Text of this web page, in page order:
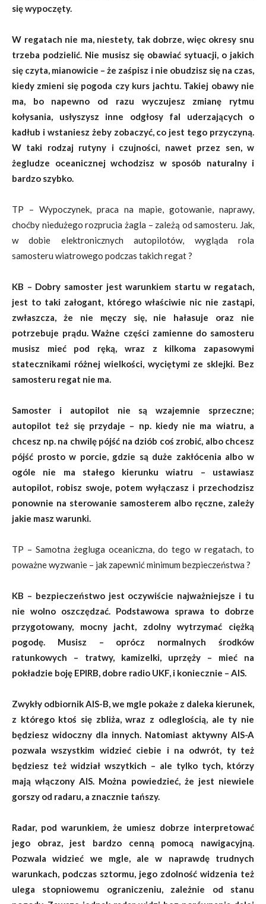
się wypoczęty.
W regatach nie ma, niestety, tak dobrze, więc okresy snu
trzeba podzielić. Nie musisz się obawiać sytuacji, o jakich
się czyta, mianowicie – że zaśpisz i nie obudzisz się na czas,
kiedy zmieni się pogoda czy kurs jachtu. Takiej obawy nie
ma, bo napewno od razu wyczujesz zmianę rytmu
kołysania, usłyszysz inne odgłosy fal uderzających o
kadłub i wstaniesz żeby zobaczyć, co jest tego przyczyną.
W taki rodzaj rutyny i czujności, nawet przez sen, w
żegludze oceanicznej wchodzisz w sposób naturalny i
bardzo szybko.
TP – Wypoczynek, praca na mapie, gotowanie, naprawy,
choćby niedużego rozprucia żagla – zależą od samosteru. Jak,
w dobie elektronicznych autopilotów, wygląda rola
samosteru wiatrowego podczas takich regat ?
KB – Dobry samoster jest warunkiem startu w regatach,
jest to taki załogant, którego właściwie nic nie zastąpi,
zwłaszcza, że nie męczy się, nie hałasuje oraz nie
potrzebuje prądu. Ważne części zamienne do samosteru
musisz mieć pod ręką, wraz z kilkoma zapasowymi
statecznikami różnej wielkości, wyciętymi ze sklejki. Bez
samosteru regat nie ma.
Samoster i autopilot nie są wzajemnie sprzeczne;
autopilot też się przydaje – np. kiedy nie ma wiatru, a
chcesz np. na chwilę pójść na dziób coś zrobić, albo chcesz
pójść prosto w porcie, gdzie są duże zakłócenia albo w
ogóle nie ma stałego kierunku wiatru – ustawiasz
autopilot, robisz swoje, potem wyłączasz i przechodzisz
ponownie na sterowanie samosterem albo ręczne, zależy
jakie masz warunki.
TP – Samotna żegluga oceaniczna, do tego w regatach, to
poważne wyzwanie – jak zapewnić minimum bezpieczeństwa ?
KB – bezpieczeństwo jest oczywiście najważniejsze i tu
nie wolno oszczędzać. Podstawowa sprawa to dobrze
przygotowany, mocny jacht, zdolny wytrzymać ciężką
pogodę. Musisz – oprócz normalnych środków
ratunkowych – tratwy, kamizelki, uprzęży – mieć na
pokładzie boję EPIRB, dobre radio UKF, i koniecznie – AIS.
Zwykły odbiornik AIS-B, we mgle pokaże z daleka kierunek,
z którego ktoś się zbliża, wraz z odleglością, ale ty nie
będziesz widoczny dla innych. Natomiast aktywny AIS-A
pozwala wszystkim widzieć ciebie i na odwrót, ty też
będziesz też widział wszytkich – ale tylko tych, którzy
mają włączony AIS. Można powiedzieć, że jest niewiele
gorszy od radaru, a znacznie tańszy.
Radar, pod warunkiem, że umiesz dobrze interpretować
jego obraz, jest bardzo cenną pomocą nawigacyjną.
Pozwala widzieć we mgle, ale w naprawdę trudnych
warunkach, podczas sztormu, jego zdolność widzenia też
ulega stopniowemu ograniczeniu, zależnie od stanu